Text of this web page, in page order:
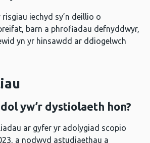
iechyd sy’n deillio o
barn a phrofiadau defnyddwyr,
yn yr hinsawdd ar ddiogelwch
yw’r dystiolaeth hon?
ar gyfer yr adolygiad scopio
a nodwyd astudiaethau a